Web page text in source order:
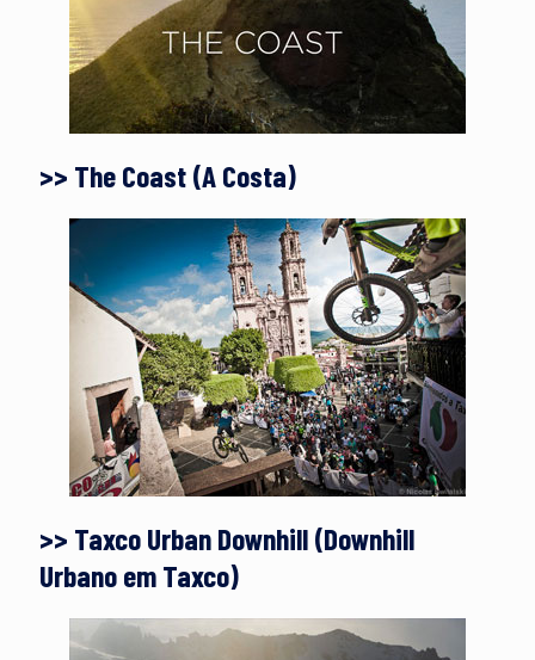
>> The Coast (A Costa)
>> Taxco Urban Downhill (Downhill
Urbano em Taxco)